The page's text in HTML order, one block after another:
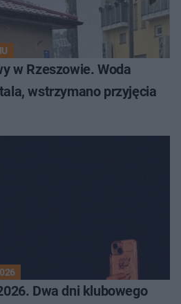
w Rzeszowie. Woda
wstrzymano przyjęcia
Dwa dni klubowego